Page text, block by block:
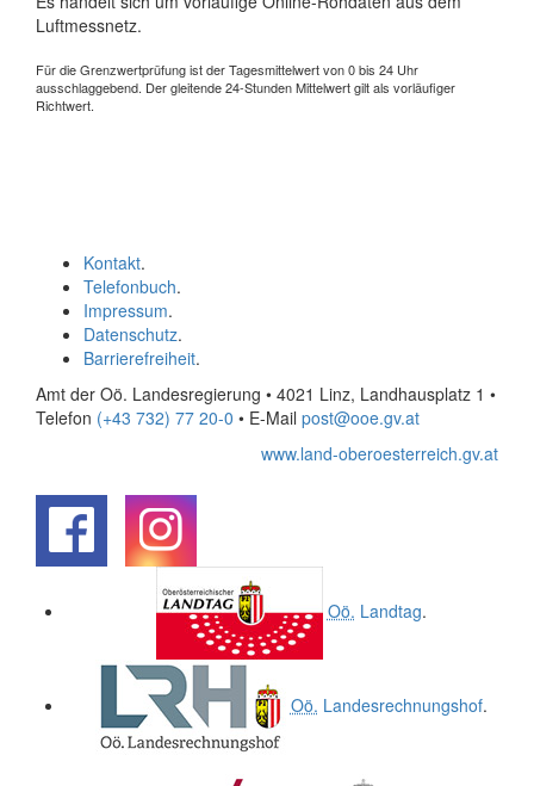
Luftmessnetz.
Für die Grenzwertprüfung ist der Tagesmittelwert von 0 bis 24 Uhr
ausschlaggebend. Der gleitende 24-Stunden Mittelwert gilt als vorläufiger
Richtwert.
Kontakt.
Telefonbuch.
Impressum.
Datenschutz.
Barrierefreiheit.
Amt der Oö. Landesregierung • 4021 Linz, Landhausplatz 1 •
Telefon (+43 732) 77 20-0 • E-Mail post@ooe.gv.at
www.land-oberoesterreich.gv.at
Oö. Landtag.
Oö. Landesrechnungshof.